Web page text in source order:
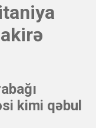
kimi qəbul